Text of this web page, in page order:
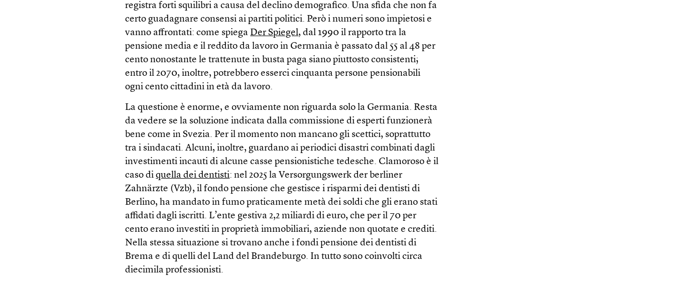
registra forti squilibri a causa del declino demografico. Una sfida che non fa
certo guadagnare consensi ai partiti politici. Però i numeri sono impietosi e
vanno affrontati: come spiega Der Spiegel, dal 1990 il rapporto tra la
pensione media e il reddito da lavoro in Germania è passato dal 55 al 48 per
cento nonostante le trattenute in busta paga siano piuttosto consistenti;
entro il 2070, inoltre, potrebbero esserci cinquanta persone pensionabili
ogni cento cittadini in età da lavoro.
La questione è enorme, e ovviamente non riguarda solo la Germania. Resta
da vedere se la soluzione indicata dalla commissione di esperti funzionerà
bene come in Svezia. Per il momento non mancano gli scettici, soprattutto
tra i sindacati. Alcuni, inoltre, guardano ai periodici disastri combinati dagli
investimenti incauti di alcune casse pensionistiche tedesche. Clamoroso è il
caso diquella dei dentisti: nel 2025 la Versorgungswerk der berliner
Zahnärzte (Vzb), il fondo pensione che gestisce i risparmi dei dentisti di
Berlino, ha mandato in fumo praticamente metà dei soldi che gli erano stati
affidati dagli iscritti. L’ente gestiva 2,2 miliardi di euro, che per il 70 per
cento erano investiti in proprietà immobiliari, aziende non quotate e crediti.
Nella stessa situazione si trovano anche i fondi pensione dei dentisti di
Brema e di quelli del Land del Brandeburgo. In tutto sono coinvolti circa
diecimila professionisti.